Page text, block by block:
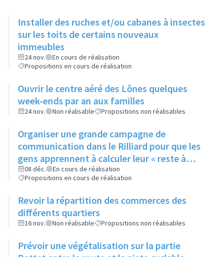
Installer des ruches et/ou cabanes à insectes
sur les toits de certains nouveaux
immeubles
24 nov.
En cours de réalisation
Propositions en cours de réalisation
Ouvrir le centre aéré des Lônes quelques
week-ends par an aux familles
24 nov. Non réalisable Propositions non réalisables
Organiser une grande campagne de
communication dans le Rilliard pour que les
gens apprennent à calculer leur « reste à
vivre »
08 déc.
En cours de réalisation
Propositions en cours de réalisation
Revoir la répartition des commerces des
différents quartiers
16 nov. Non réalisable Propositions non réalisables
Prévoir une végétalisation sur la partie